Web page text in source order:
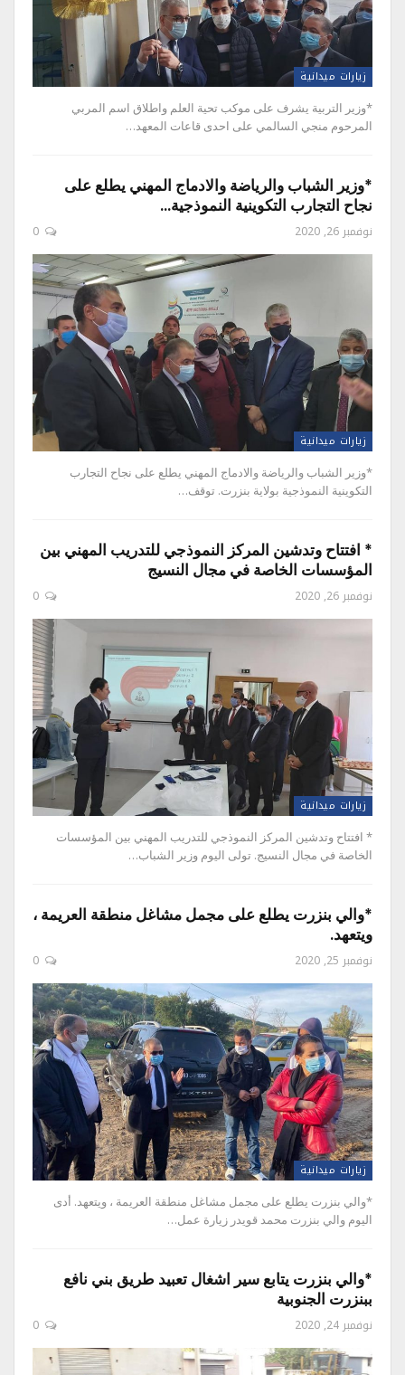
زيارات ميدانية
*وزير التربية يشرف على موكب تحية العلم واطلاق اسم المربي
المرحوم منجي السالمي على احدى قاعات المعهد…
*وزير الشباب والرياضة والادماج المهني يطلع على
نجاح التجارب التكوينية النموذجية…
نوفمبر 26, 2020
زيارات ميدانية
*وزير الشباب والرياضة والادماج المهني يطلع على نجاح التجارب
التكوينية النموذجية بولاية بنزرت. توقف…
* افتتاح وتدشين المركز النموذجي للتدريب المهني بين
المؤسسات الخاصة في مجال النسيج
نوفمبر 26, 2020
زيارات ميدانية
* افتتاح وتدشين المركز النموذجي للتدريب المهني بين المؤسسات
الخاصة في مجال النسيج. تولى اليوم وزير الشباب…
*والي بنزرت يطلع على مجمل مشاغل منطقة العريمة ،
ويتعهد.
نوفمبر 25, 2020
زيارات ميدانية
*والي بنزرت يطلع على مجمل مشاغل منطقة العريمة ، ويتعهد. أدى
اليوم والي بنزرت محمد قويدر زيارة عمل…
*والي بنزرت يتابع سير اشغال تعبيد طريق بني نافع
ببنزرت الجنوبية
نوفمبر 24, 2020